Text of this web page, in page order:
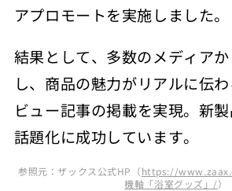
アプロモートを実施しました。
結果として、多数のメディア
し、 商品の魅力がリアルに伝
ビュー記事の掲載を実現。新
話題化に成功しています。
参照元：ザックス公式HP（https://
機軸「浴室グッズ」/）